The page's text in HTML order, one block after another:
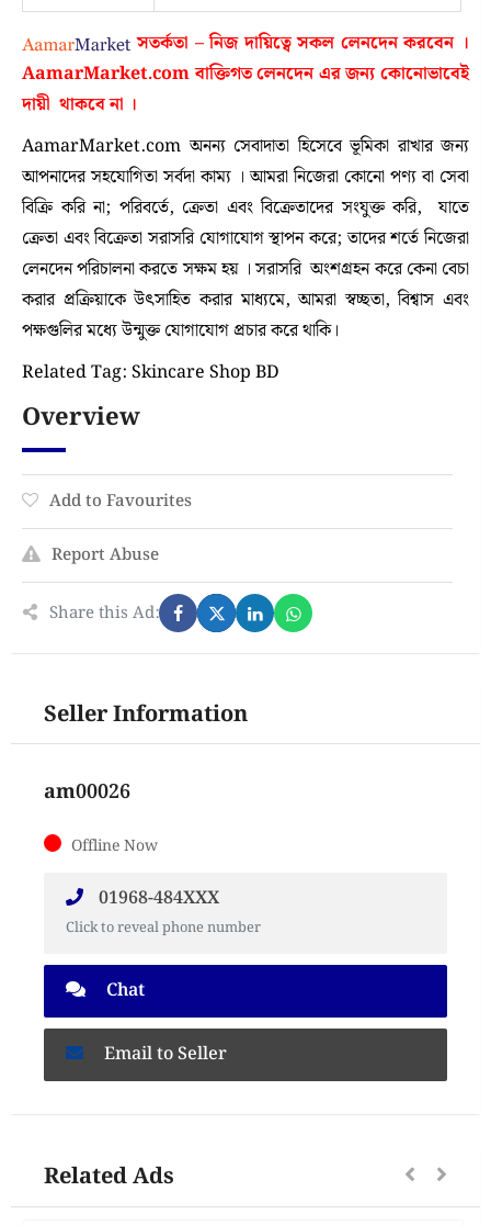
সতর্কতা – নিজ দায়িত্বে সকল লেনদেন করবেন ।
AamarMarket.comবাক্তিগত লেনদেন এর জন্য কোনোভাবেই
দায়ী থাকবে না ।
AamarMarket.com অনন্য সেবাদাতা হিসেবে ভূমিকা রাখার জন্য
আপনাদের সহযোগিতা সর্বদা কাম্য । আমরা নিজেরা কোনো পণ্য বা সেবা
বিক্রি করি না; পরিবর্তে, ক্রেতা এবং বিক্রেতাদের সংযুক্ত করি, যাতে
ক্রেতা এবং বিক্রেতা সরাসরি যোগাযোগ স্থাপন করে; তাদের শর্তে নিজেরা
লেনদেন পরিচালনা করতে সক্ষম হয় । সরাসরি অংশগ্রহন করে কেনা বেচা
করার প্রক্রিয়াকে উৎসাহিত করার মাধ্যমে, আমরা স্বচ্ছতা, বিশ্বাস এবং
পক্ষগুলির মধ্যে উন্মুক্ত যোগাযোগ প্রচার করে থাকি।
Related Tag: Skincare Shop BD
Overview
Add to Favourites
Report Abuse
Share this Ad:
Seller Information
am00026
Offline Now
01968-484XXX
Click to reveal phone number
Chat
Email to Seller
Related Ads